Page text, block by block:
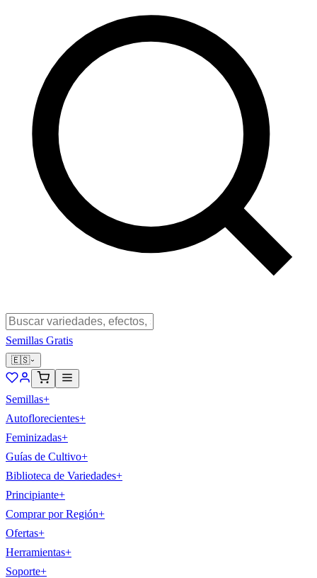
Semillas Gratis
🇪🇸
Semillas+
Autoflorecientes+
Feminizadas+
Guías de Cultivo+
Biblioteca de Variedades+
Principiante+
Comprar por Región+
Ofertas+
Herramientas+
Soporte+